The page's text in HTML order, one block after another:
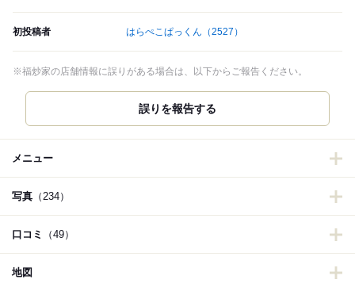
初投稿者 はらぺこぱっくん （2527）
※福炒家の店舗情報に誤りがある場合は、以下からご報告ください。
誤りを報告する
メニュー
写真 （234）
口コミ （49）
地図